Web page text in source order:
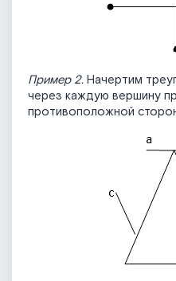
Пример 2. Начертим
через каждую вершину
противоположной